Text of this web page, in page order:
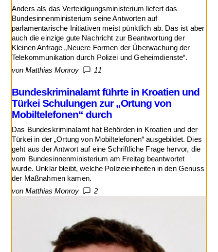
Anders als das Verteidigungsministerium liefert das
Bundesinnenministerium seine Antworten auf
parlamentarische Initiativen meist pünktlich ab. Das ist aber
auch die einzige gute Nachricht zur Beantwortung der
Kleinen Anfrage „Neuere Formen der Überwachung der
Telekommunikation durch Polizei und Geheimdienste“.
von Matthias Monroy
11
Bundeskriminalamt führte in Kroatien und
Türkei Schulungen zur „Ortung von
Mobiltelefonen“ durch
Das Bundeskriminalamt hat Behörden in Kroatien und der
Türkei in der „Ortung von Mobiltelefonen“ ausgebildet. Dies
geht aus der Antwort auf eine Schriftliche Frage hervor, die
vom Bundesinnenministerium am Freitag beantwortet
wurde. Unklar bleibt, welche Polizeieinheiten in den Genuss
der Maßnahmen kamen.
von Matthias Monroy
2